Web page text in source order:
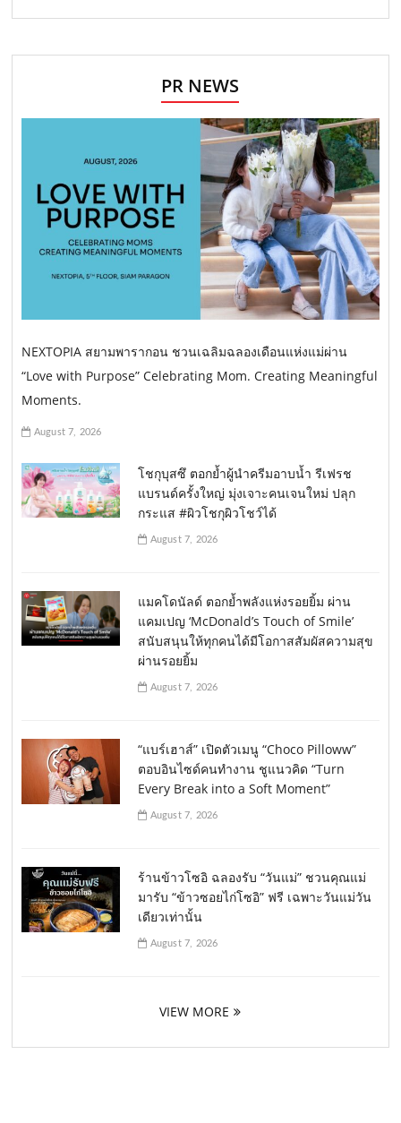
PR NEWS
NEXTOPIA สยามพารากอน ชวนเฉลิมฉลองเดือนแห่งแม่ผ่าน
“Love with Purpose” Celebrating Mom. Creating Meaningful
Moments.
August 7, 2026
โชกุบุสซึ ตอกย้ำผู้นำครีมอาบน้ำ รีเฟรช
แบรนด์ครั้งใหญ่ มุ่งเจาะคนเจนใหม่ ปลุก
กระแส #ผิวโชกุผิวโชว์ได้
August 7, 2026
แมคโดนัลด์ ตอกย้ำพลังแห่งรอยยิ้ม ผ่าน
แคมเปญ ‘McDonald’s Touch of Smile’
สนับสนุนให้ทุกคนได้มีโอกาสสัมผัสความสุข
ผ่านรอยยิ้ม
August 7, 2026
“แบร์เฮาส์” เปิดตัวเมนู “Choco Pilloww”
ตอบอินไซด์คนทำงาน ชูแนวคิด “Turn
Every Break into a Soft Moment”
August 7, 2026
ร้านข้าวโซอิ ฉลองรับ “วันแม่” ชวนคุณแม่
มารับ “ข้าวซอยไก่โซอิ” ฟรี เฉพาะวันแม่วัน
เดียวเท่านั้น
August 7, 2026
VIEW MORE